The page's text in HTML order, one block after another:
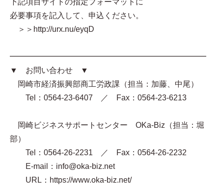
下記項目サイトの指定フォーマットに
必要事項を記入して、申込ください。
＞＞http://urx.nu/eyqD
━━━━━━━━━━━━━━━━━━━━━━━━━
▼ お問い合わせ ▼
岡崎市経済振興部商工労政課（担当：加藤、中尾）
Tel：0564-23-6407 ／ Fax：0564-23-6213
岡崎ビジネスサポートセンター OKa-Biz（担当：堀
部）
Tel：0564-26-2231 ／ Fax：0564-26-2232
E-mail：info@oka-biz.net
URL：https://www.oka-biz.net/